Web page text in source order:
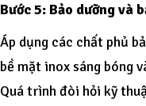
Bước 5: Bảo dưỡng và
Áp dụng các chất phủ
bề mặt inox sáng bóng
Quá trình đòi hỏi kỹ